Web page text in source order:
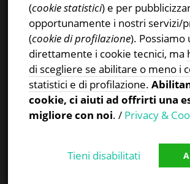
CERCA NEL SITO
Ricerca
Proudly powered by WordPress
(cookie statistici) e per
opportunamente i nostri servizi/
(cookie di profilazione). Possiamo
direttamente i cookie tecnici, ma
di scegliere se abilitare o meno i
statistici e di profilazione.
cookie, ci aiuti ad offrirti una
migliore con noi. / Privacy &
Tieni disabilitati